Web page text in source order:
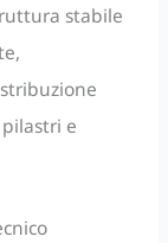
stabile
e